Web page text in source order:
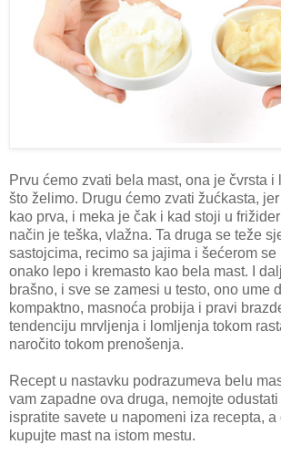
Prvu ćemo zvati bela mast, ona je čvrsta i
što želimo. Drugu ćemo zvati žućkasta,
kao prva, i meka je čak i kad stoji u
način je teška, vlažna. Ta druga se teže
sastojcima, recimo sa jajima i šećerom se
onako lepo i kremasto kao bela mast. I
brašno, i sve se zamesi u testo, ono ume
kompaktno, masnoća probija i pravi
tendenciju mrvljenja i lomljenja tokom
naročito tokom prenošenja.
Recept u nastavku podrazumeva belu
vam zapadne ova druga, nemojte
ispratite savete u napomeni iza recepta, a
kupujte mast na istom mestu.